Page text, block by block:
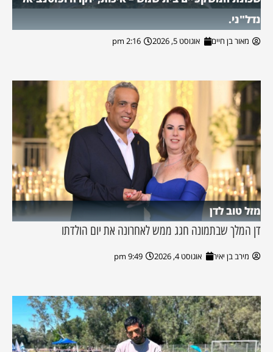
נדל"ני.
מאור בן חיים אוגוסט 5, 2026 2:16 pm
מזל טוב לדן
דן המלך שבתמונה חגג ממש לאחרונה את יום הולדתו
מירב בן יאיר אוגוסט 4, 2026 9:49 pm